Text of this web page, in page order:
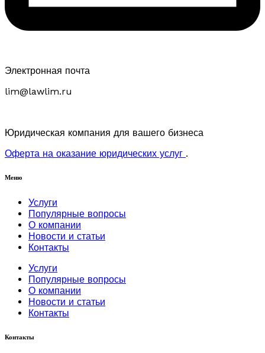
Электронная почта
lim@lawlim.ru
Юридическая компания для вашего бизнеса
Оферта на оказание юридических услуг .
Меню
Услуги
Популярные вопросы
О компании
Новости и статьи
Контакты
Услуги
Популярные вопросы
О компании
Новости и статьи
Контакты
Контакты